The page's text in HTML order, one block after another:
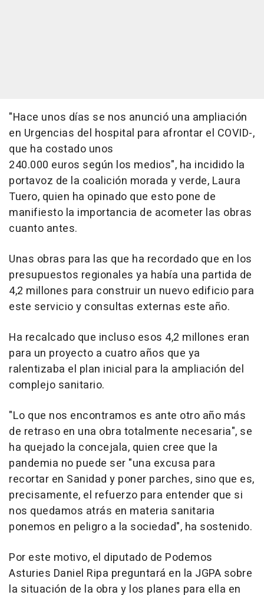
"Hace unos días se nos anunció una ampliación
en Urgencias del hospital para afrontar el COVID-,
que ha costado unos
240.000 euros según los medios", ha incidido la
portavoz de la coalición morada y verde, Laura
Tuero, quien ha opinado que esto pone de
manifiesto la importancia de acometer las obras
cuanto antes.
Unas obras para las que ha recordado que en los
presupuestos regionales ya había una partida de
4,2 millones para construir un nuevo edificio para
este servicio y consultas externas este año.
Ha recalcado que incluso esos 4,2 millones eran
para un proyecto a cuatro años que ya
ralentizaba el plan inicial para la ampliación del
complejo sanitario.
"Lo que nos encontramos es ante otro año más
de retraso en una obra totalmente necesaria", se
ha quejado la concejala, quien cree que la
pandemia no puede ser "una excusa para
recortar en Sanidad y poner parches, sino que es,
precisamente, el refuerzo para entender que si
nos quedamos atrás en materia sanitaria
ponemos en peligro a la sociedad", ha sostenido.
Por este motivo, el diputado de Podemos
Asturies Daniel Ripa preguntará en la JGPA sobre
la situación de la obra y los planes para ella en